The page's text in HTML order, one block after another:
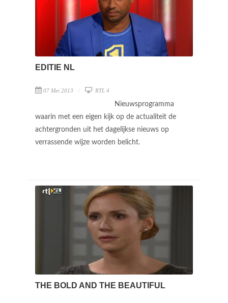
EDITIE NL
07 Mei 2013 RTL 4
Nieuwsprogramma
waarin met een eigen kijk op de actualiteit de
achtergronden uit het dagelijkse nieuws op
verrassende wijze worden belicht.
THE BOLD AND THE BEAUTIFUL